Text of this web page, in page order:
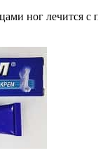
ног лечится